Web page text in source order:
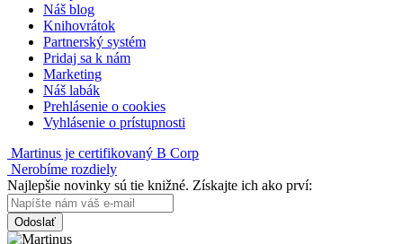
Náš blog
Knihovrátok
Partnerský systém
Pridaj sa k nám
Marketing
Náš labák
Prehlásenie o cookies
Vyhlásenie o prístupnosti
Martinus je certifikovaný B Corp
Nerobíme rozdiely
Najlepšie novinky sú tie knižné. Získajte ich ako prví:
Odoslať